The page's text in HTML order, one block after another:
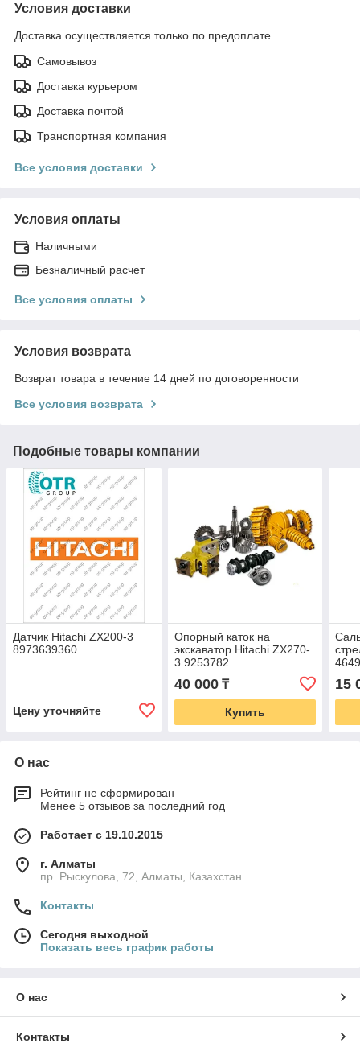
Условия доставки
Доставка осуществляется только по предоплате.
Самовывоз
Доставка курьером
Доставка почтой
Транспортная компания
Все условия доставки
Условия оплаты
Наличными
Безналичный расчет
Все условия оплаты
Условия возврата
Возврат товара в течение 14 дней по договоренности
Все условия возврата
Подобные товары компании
Датчик Hitachi ZX200-3
8973639360
Цену уточняйте
Опорный каток на
экскаватор Hitachi ZX270-
3 9253782
40 000₸
Купить
15
О нас
Рейтинг не сформирован
Менее 5 отзывов за последний год
Работает с 19.10.2015
г. Алматы
пр. Рыскулова, 72, Алматы, Казахстан
Контакты
Сегодня выходной
Показать весь график работы
О нас
Контакты